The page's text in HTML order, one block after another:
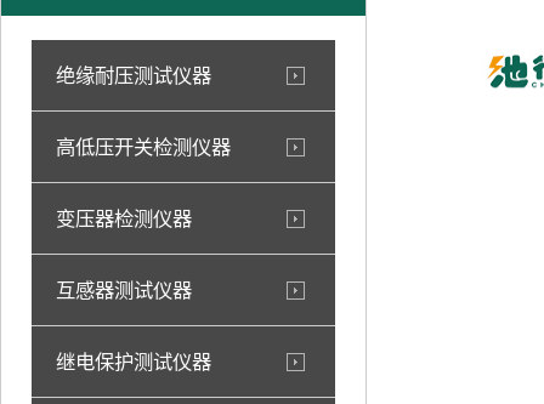
绝缘耐压测试仪器
高低压开关检测仪器
变压器检测仪器
互感器测试仪器
继电保护测试仪器